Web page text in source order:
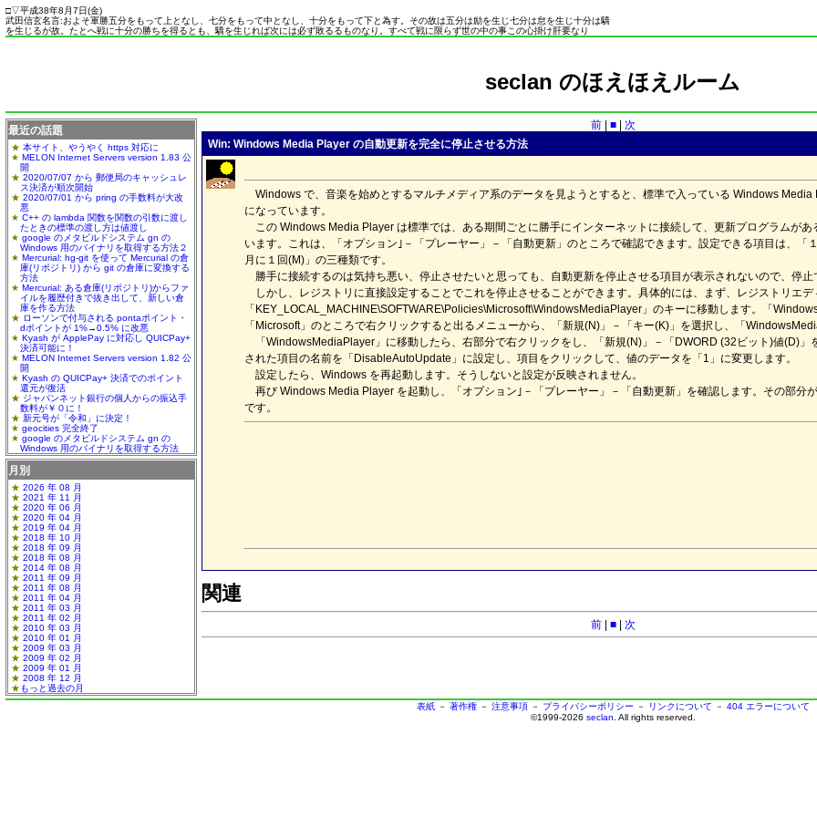
□▽平成38年8月7日(金)
武田信玄名言:およそ軍勝五分をもって上となし、七分をもって中となし、十分をもって下と為す。その故は五分は励を生じ七分は怠を生じ十分は驕
を生じるが故。たとへ戦に十分の勝ちを得るとも、驕を生じれば次には必ず敗るるものなり。すべて戦に限らず世の中の事この心掛け肝要なり
seclan のほえほえルーム
前| ■|
次
Win: Windows Media Player の自動更新を完全に停止させる方法
Windows で、音楽を始めとするマルチメディア系のデータを見ようとすると、標準で入っている Windows Media
になっています。
この Windows Media Player は標準では、ある期間ごとに勝手にインターネットに接続して、更新プログラムが
います。これは、「オプション｣－「プレーヤー」－「自動更新」のところで確認できます。設定できる項目は、「
月に１回(M)」の三種類です。
勝手に接続するのは気持ち悪い、停止させたいと思っても、自動更新を停止させる項目が表示されないので、停止
しかし、レジストリに直接設定することでこれを停止させることができます。具体的には、まず、レジストリエデ
「KEY_LOCAL_MACHINE\SOFTWARE\Policies\Microsoft\WindowsMediaPlayer」のキーに移動します。「
「Microsoft」のところで右クリックすると出るメニューから、「新規(N)」－「キー(K)」を選択し、「
「WindowsMediaPlayer」に移動したら、右部分で右クリックをし、「新規(N)」－「DWORD (32ビット)値(D)
された項目の名前を「DisableAutoUpdate」に設定し、項目をクリックして、値のデータを「1」に変更します。
設定したら、Windows を再起動します。そうしないと設定が反映されません。
再び Windows Media Player を起動し、「オプション｣－「プレーヤー」－「自動更新」を確認します。その部分
です。
関連
前| ■| 次
最近の話題
本サイト、やうやく https 対応に
MELON Internet Servers version 1.83 公
開
2020/07/07 から 郵便局のキャッシュレ
ス決済が順次開始
2020/07/01 から pring の手数料が大改
悪
C++ の lambda 関数を関数の引数に渡し
たときの標準の渡し方は値渡し
google のメタビルドシステム gn の
Windows 用のバイナリを取得する方法２
Mercurial: hg-git を使って Mercurial の倉
庫(リポジトリ) から git の倉庫に変換する
方法
Mercurial: ある倉庫(リポジトリ)からファ
イルを履歴付きで抜き出して、新しい倉
庫を作る方法
ローソンで付与される pontaポイント・
dポイントが 1%→0.5% に改悪
Kyash が ApplePay に対応し QUICPay+
決済可能に！
MELON Internet Servers version 1.82 公
開
Kyash の QUICPay+ 決済でのポイント
還元が復活
ジャパンネット銀行の個人からの振込手
数料が￥０に！
新元号が「令和」に決定！
geocities 完全終了
google のメタビルドシステム gn の
Windows 用のバイナリを取得する方法
月別
2026 年 08 月
2021 年 11 月
2020 年 06 月
2020 年 04 月
2019 年 04 月
2018 年 10 月
2018 年 09 月
2018 年 08 月
2014 年 08 月
2011 年 09 月
2011 年 08 月
2011 年 04 月
2011 年 03 月
2011 年 02 月
2010 年 03 月
2010 年 01 月
2009 年 03 月
2009 年 02 月
2009 年 01 月
2008 年 12 月
もっと過去の月
表紙 － 著作権 － 注意事項 － プライバシーポリシー － リンクについて － 404 エラーについて
©1999-2026 seclan . All rights reserved.